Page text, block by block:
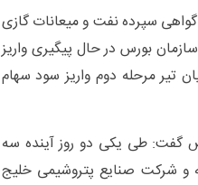
گواهی سپرده نفت و میعانات گازی
بورس در حال پیگیری واریز
تیر مرحله دوم واریز سود سهام
طی یکی دو روز آینده سه
و شرکت صنایع پتروشیمی خلیج